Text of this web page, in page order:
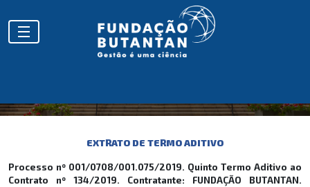
EXTRATOS
EXTRATO DE TERMO ADITIVO
Processo nº 001/0708/001.075/2019. Quinto Termo Aditivo ao
Contrato nº 134/2019. Contratante: FUNDAÇÃO BUTANTAN.